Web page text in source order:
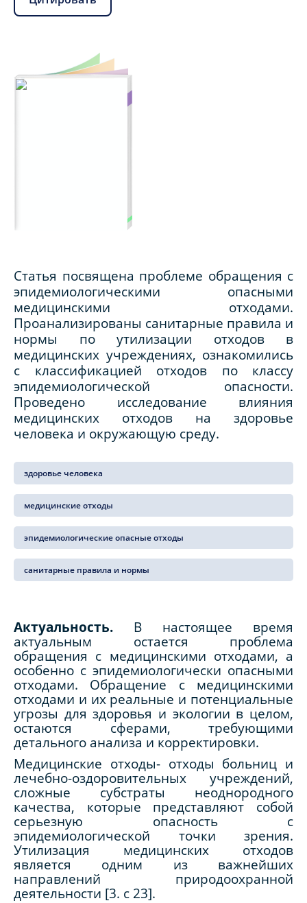
Статья посвящена проблеме обращения с
эпидемиологическими опасными
медицинскими отходами.
Проанализированы санитарные правила и
нормы по утилизации отходов в
медицинских учреждениях, ознакомились
с классификацией отходов по классу
эпидемиологической опасности.
Проведено исследование влияния
медицинских отходов на здоровье
человека и окружающую среду.
здоровье человека
медицинские отходы
эпидемиологические опасные отходы
санитарные правила и нормы
Актуальность. В настоящее время
актуальным остается проблема
обращения с медицинскими отходами, а
особенно с эпидемиологически опасными
отходами. Обращение с медицинскими
отходами и их реальные и потенциальные
угрозы для здоровья и экологии в целом,
остаются сферами, требующими
детального анализа и корректировки.
Медицинские отходы- отходы больниц и
лечебно-оздоровительных учреждений,
сложные субстраты неоднородного
качества, которые представляют собой
серьезную опасность с
эпидемиологической точки зрения.
Утилизация медицинских отходов
является одним из важнейших
направлений природоохранной
деятельности [3. c 23].